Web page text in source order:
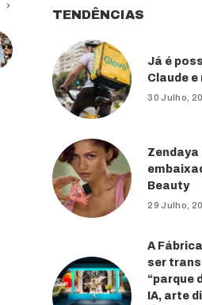
TENDÊNCIAS
Já é
Claude e
30 Julho,
Zendaya
Beauty
29 Julho,
A
ser
“parque
IA, arte